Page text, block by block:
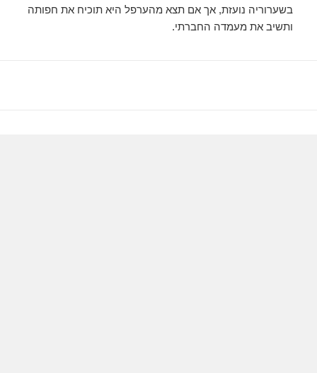
בשערוריה נועזת, אך אם תצא מהערפל היא תוכיח את חפותה
ותשיב את מעמדה החברתי.